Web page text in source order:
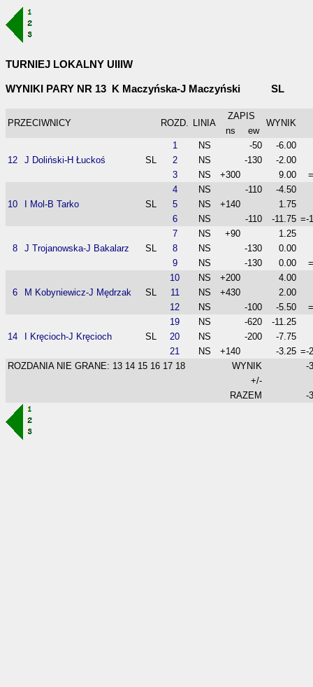
TURNIEJ LOKALNY UIIIW
WYNIKI PARY NR 13 K Maczyńska-J Maczyński SL
PRZECIWNICY ROZD. LINIA
ZAPIS
WYNIK
ns ew
12 J Doliński-H Łuckoś SL
1 NS -50
-6.00
2
NS -130
-2.00
3
NS +300 9.00
10 I Mol-B Tarko SL
4 NS -110
-4.50
5
NS +140
1.75
6
NS -110 -11.75 =-
8 J Trojanowska-J Bakalarz SL
7 NS +90
1.25
8
NS -130
0.00
9
NS -130 0.00
6 M Kobyniewicz-J Mędrzak SL
10 NS +200
4.00
11
NS +430
2.00
12
NS -100 -5.50
14 I Kręcioch-J Kręcioch SL
19 NS -620
-11.25
20
NS -200
-7.75
21
NS +140 -3.25 =-
ROZDANIA NIE GRANE: 13 14 15 16 17 18
WYNIK
-
+/-
RAZEM
-